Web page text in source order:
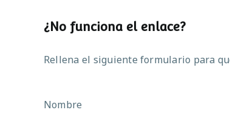
¿No funciona el enlace?
Rellena el siguiente formulario para
Nombre